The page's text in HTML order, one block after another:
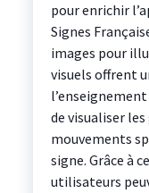
pour enrichir
Signes
images pour
visuels offrent
de visualiser
mouvements
signe. Grâce à
utilisateurs